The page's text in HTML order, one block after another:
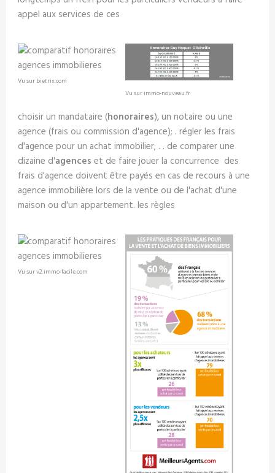
appel aux services de ces
Vu sur bietrix.com
Vu sur immo-nouveau.fr
choisir un mandataire (honoraires), un notaire ou une
agence (frais ou commission d'agence); . régler les frais
d'agence pour un achat immobilier; . . de comparer une
dizaine d'agences et de faire jouer la concurrence des
frais d'agence doivent être payés en cas de recours à une
agence immobilière lors de la vente ou de l'achat d'une
maison ou d'un appartement. les règles
Vu sur v2.immo-facile.com